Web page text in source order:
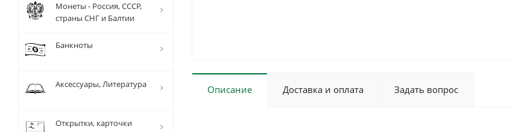
Описание Доставка и оплата Задать вопрос
Монеты - Россия, СССР,
страны СНГ и Балтии
Банкноты
Аксессуары, Литература
Открытки, карточки